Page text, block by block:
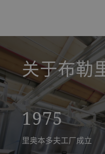
a decorative background
关于布勒
1975
里奥本多夫工厂成立